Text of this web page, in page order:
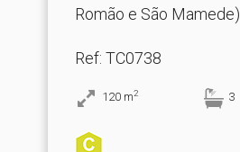
Romão e São Mamede)
Ref: TC0738
120 m2 3